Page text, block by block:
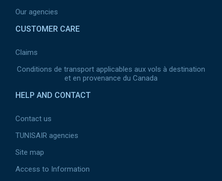
Our agencies
CUSTOMER CARE
Claims
Conditions de transport applicables aux vols à destination
et en provenance du Canada
HELP AND CONTACT
Contact us
TUNISAIR agencies
Site map
Access to Information